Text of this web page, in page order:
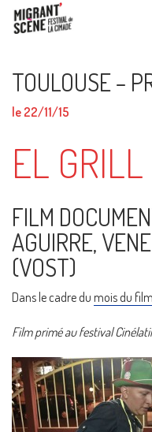
TOULOUSE –
le 22/11/15
EL
FILM
AGUIRRE,
(VOST)
Dans le cadre du mois du
Film primé au festival